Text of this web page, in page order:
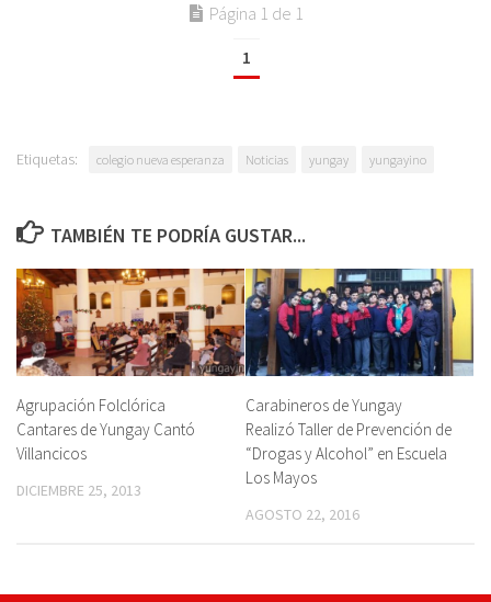
Página 1 de 1
1
Etiquetas: colegio nueva esperanza Noticias yungay yungayino
TAMBIÉN TE PODRÍA GUSTAR...
Agrupación Folclórica
Cantares de Yungay Cantó
Villancicos
DICIEMBRE 25, 2013
Carabineros de Yungay
Realizó Taller de Prevención de
“Drogas y Alcohol” en Escuela
Los Mayos
AGOSTO 22, 2016